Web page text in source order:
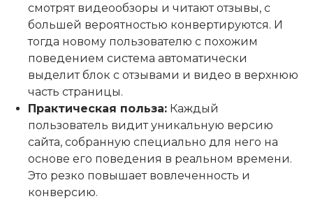
смотрят видеообзоры и читают отзывы, с
большей вероятностью конвертируются. И
тогда новому пользователю с похожим
поведением система автоматически
выделит блок с отзывами и видео в верхнюю
часть страницы.
Практическая польза: Каждый
пользователь видит уникальную версию
сайта, собранную специально для него на
основе его поведения в реальном времени.
Это резко повышает вовлеченность и
конверсию.